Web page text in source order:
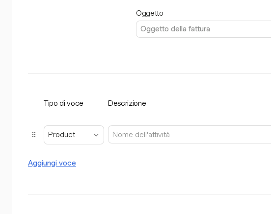
Oggetto
Tipo di voce Descrizione
Product
Aggiungi voce